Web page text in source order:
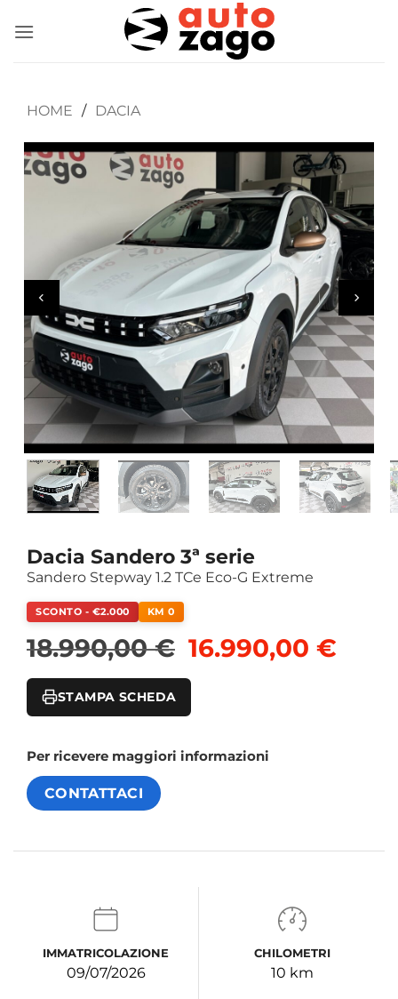
HOME / DACIA
Dacia Sandero 3ª serie
Sandero Stepway 1.2 TCe Eco-G Extreme
SCONTO - €2.000 KM 0
18.990,00€ Il prezzo
16.990,00€
STAMPA SCHEDA
Per ricevere maggiori informazioni
CONTATTACI
IMMATRICOLAZIONE
09/07/2026
CHILOMETRI
10 km